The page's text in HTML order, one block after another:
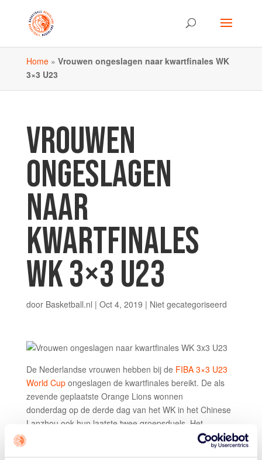
Home» Vrouwen ongeslagen naar kwartfinales WK
3×3 U23
VROUWEN
ONGESLAGEN
NAAR
KWARTFINALES
WK 3×3 U23
door Basketball.nl | Oct 4, 2019 | Niet gecategoriseerd
De Nederlandse vrouwen hebben bij de FIBA 3×3 U23
World Cup ongeslagen de kwartfinales bereikt. De als
zevende geplaatste Orange Lions wonnen
donderdag op de derde dag van het WK in het Chinese
Lanzhou ook hun laatste twee groepsduels. Het
Nederlandse kwartet versloeg eerst Hongarije met 19-
12, om daarna met 16-12 van Zwitserland te winnen.